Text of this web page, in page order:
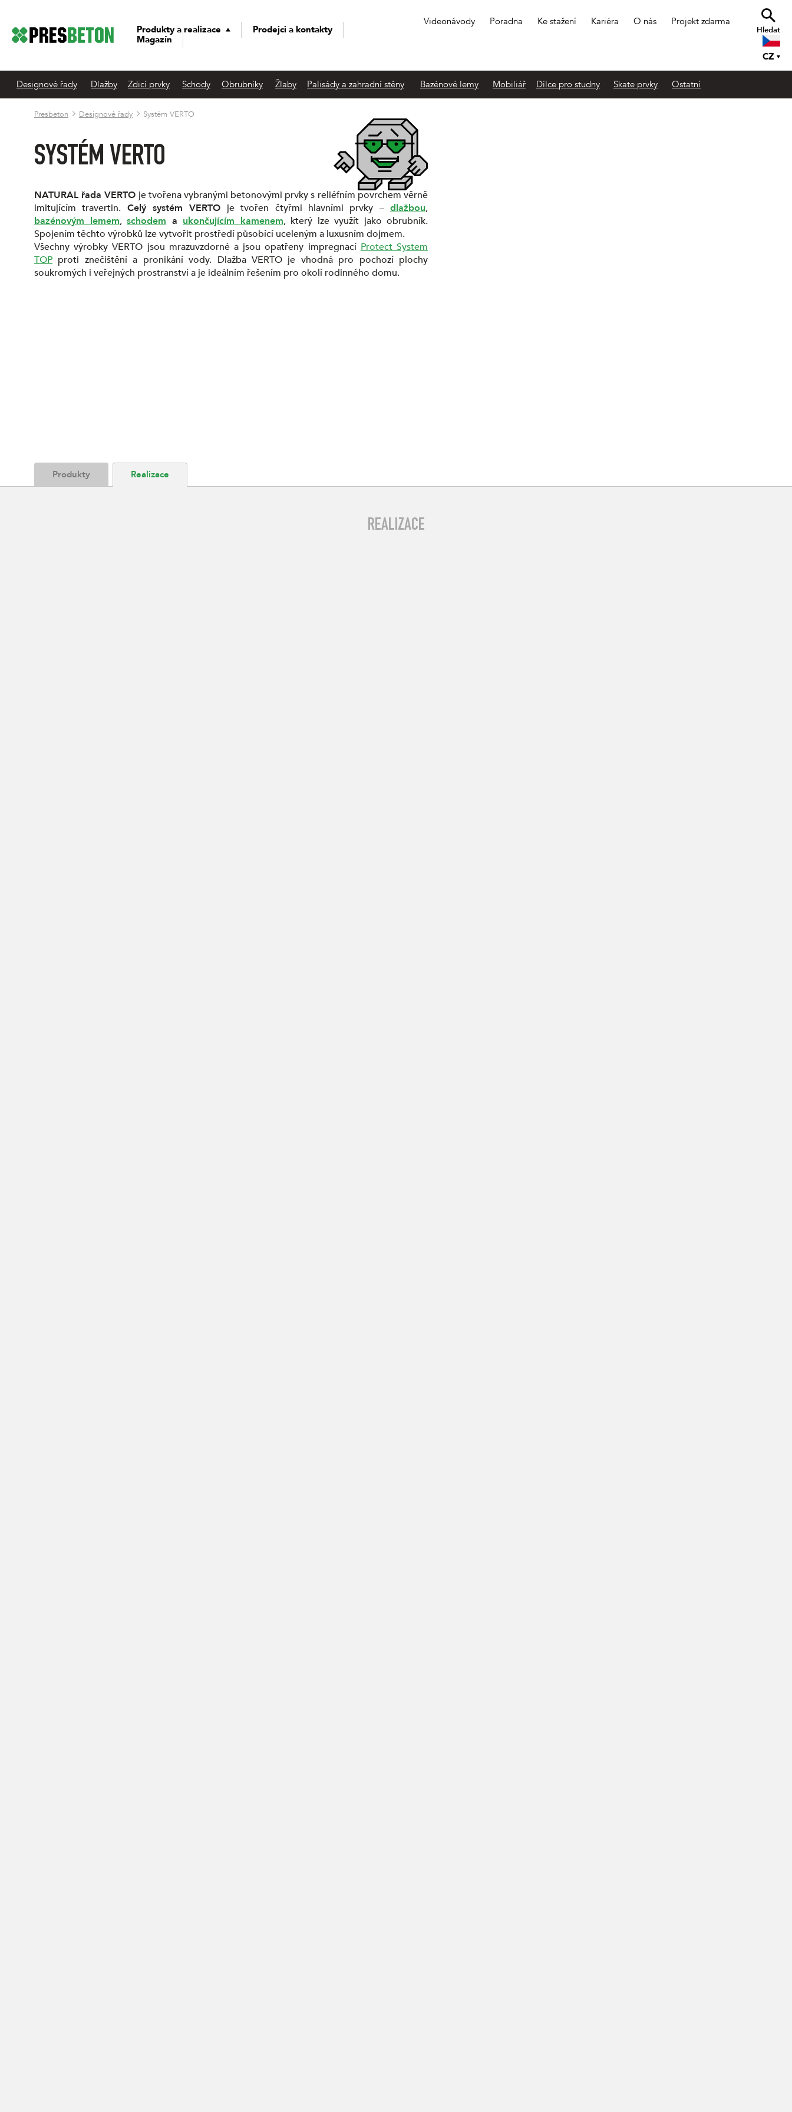
Produkty a realizace
Prodejci a kontakty
Magazín
Videonávody Poradna Ke stažení Kariéra O nás Projekt zdarma
Hledat
CZ
Designové řady Dlažby Zdicí prvky Schody Obrubníky Žlaby Palisády a zahradní stěny Bazénové lemy Mobiliář Dílce pro studny Skate prvky Ostatní
Presbeton Designové řady Systém VERTO
SYSTÉM VERTO
NATURAL řada VERTO je tvořena vybranými betonovými prvky s reliéfním povrchem věrně
imitujícím travertin. Celý systém VERTO je tvořen čtyřmi hlavními prvky –dlažbou,
bazénovým lemem, schodem a ukončujícím kamenem, který lze využít jako obrubník.
Spojením těchto výrobků lze vytvořit prostředí působící uceleným a luxusním dojmem.
Všechny výrobky VERTO jsou mrazuvzdorné a jsou opatřeny impregnací Protect System
TOP proti znečištění a pronikání vody. Dlažba VERTO je vhodná pro pochozí plochy
soukromých i veřejných prostranství a je ideálním řešením pro okolí rodinného domu.
Produkty Realizace
REALIZACE